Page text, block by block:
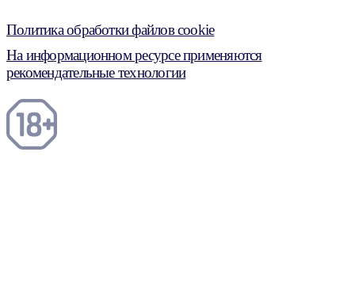
Политика обработки файлов cookie
На информационном ресурсе применяются
рекомендательные технологии